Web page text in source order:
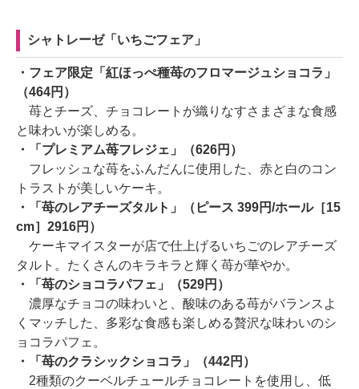
シャトレーゼ「いちごフェア」
・フェア限定「紅ほっぺ種苺のフロマージュショコラ」
（464円）
苺とチーズ、チョコレートが織りなすさまざまな食感
と味わいが楽しめる。
・「プレミアム苺フレジェ」（626円）
フレッシュな苺をふんだんに使用した、赤と白のコン
トラストが美しいケーキ。
・「苺のレアチーズタルト」（ピース 399円/ホール［15
cm］2916円）
ケーキマイスターが店で仕上げるいちごのレアチーズ
タルト。たくさんのキラキラと輝く苺が華やか。
・「苺のショコラパフェ」（529円）
濃厚なチョコの味わいと、酸味のある苺がバランスよ
くマッチした、多彩な食感も楽しめる贅沢な味わいのシ
ョコラパフェ。
・「苺のクラシックショコラ」（442円）
2種類のクーベルチュールチョコレートを使用し、低